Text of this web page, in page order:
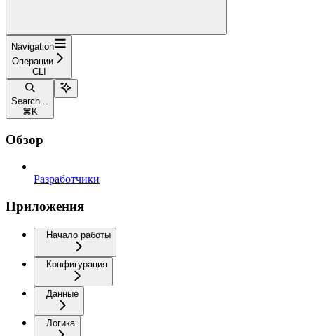
Navigation
Операции
CLI
Search...
⌘ K
Обзор
Разработчики
Приложения
Начало работы
Конфигурация
Данные
Логика